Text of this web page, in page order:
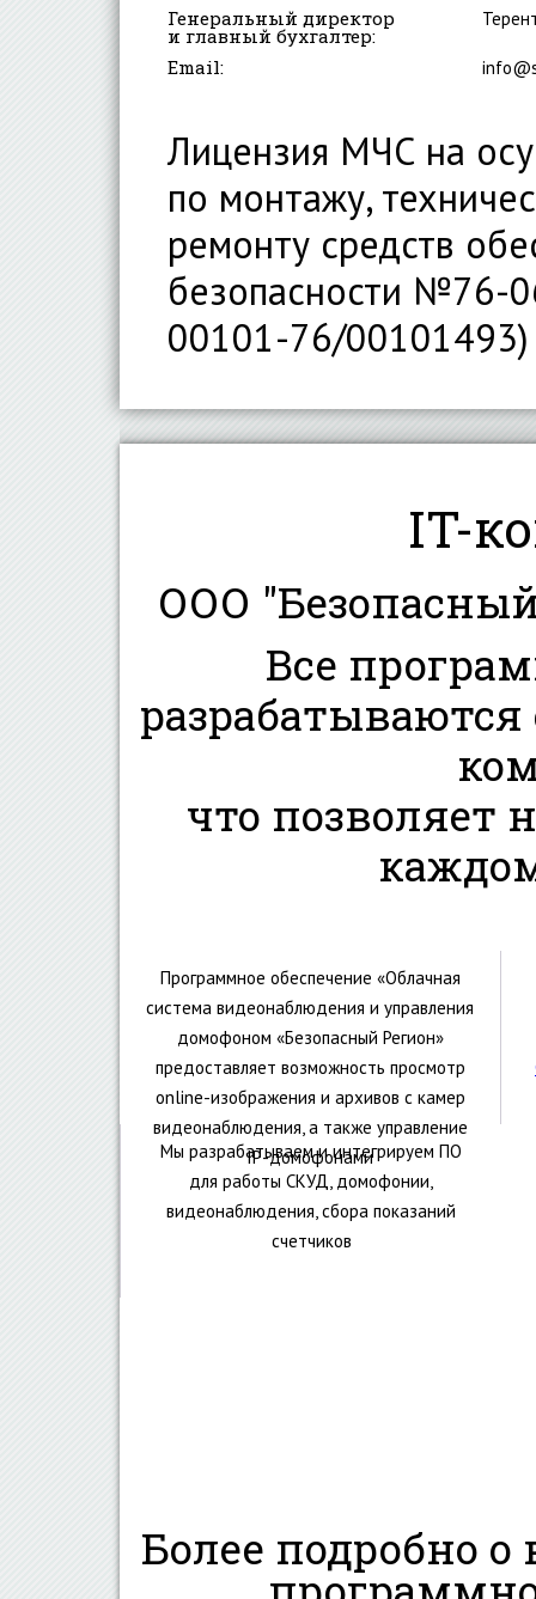
Генеральный директор
и главный бухгалтер:
Email:
Лицензия МЧС на
по монтажу,
ремонту средств
безопасности №76-
00101-76/00101493)
IT-
ООО "Безопасный
Все
что позволяет
Программное обеспечение «Облачная
система видеонаблюдения и управления
домофоном «Безопасный Регион»
предоставляет возможность просмотр
online-изображения и архивов с камер
видеонаблюдения, а также управление
IP-домофонами
Мы разрабатываем и интегрируем ПО
для работы СКУД, домофонии,
видеонаблюдения, сбора показаний
счетчиков
Более подробно